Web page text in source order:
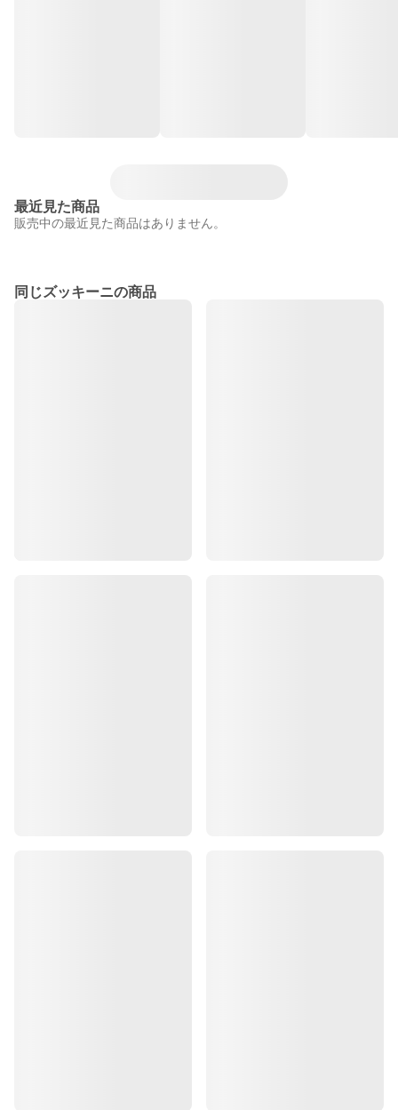
最近見た商品
販売中の最近見た商品はありません。
同じズッキーニの商品